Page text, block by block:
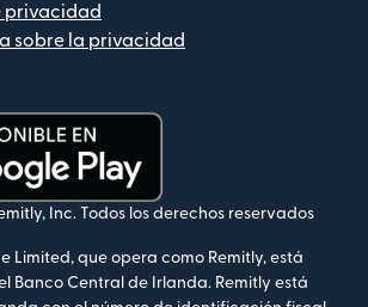
privacidad
sobre la privacidad
nueva)
Inc. Todos los derechos reservados
Limited, que opera como Remitly, está
Banco Central de Irlanda. Remitly está